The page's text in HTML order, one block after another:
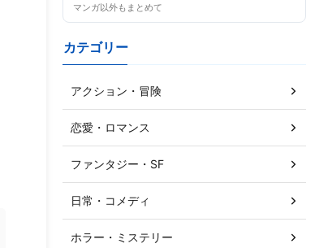
マンガ以外もまとめて
カテゴリー
アクション・冒険
恋愛・ロマンス
ファンタジー・SF
日常・コメディ
ホラー・ミステリー